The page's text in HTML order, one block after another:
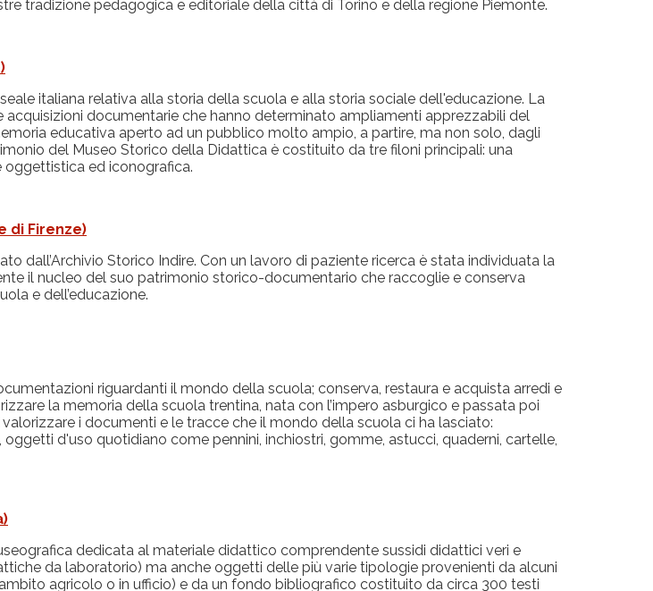
tradizione pedagogica e editoriale della città di Torino e della regione Piemonte.
italiana relativa alla storia della scuola e alla storia sociale dell'educazione. La
documentarie che hanno determinato ampliamenti apprezzabili del
educativa aperto ad un pubblico molto ampio, a partire, ma non solo, dagli
del Museo Storico della Didattica è costituito da tre filoni principali: una
oggettistica ed iconografica.
di Firenze)
dall’Archivio Storico Indire. Con un lavoro di paziente ricerca è stata individuata la
il nucleo del suo patrimonio storico-documentario che raccoglie e conserva
e dell’educazione.
riguardanti il mondo della scuola; conserva, restaura e acquista arredi e
la memoria della scuola trentina, nata con l’impero asburgico e passata poi
i documenti e le tracce che il mondo della scuola ci ha lasciato:
d'uso quotidiano come pennini, inchiostri, gomme, astucci, quaderni, cartelle,
dedicata al materiale didattico comprendente sussidi didattici veri e
da laboratorio) ma anche oggetti delle più varie tipologie provenienti da alcuni
agricolo o in ufficio) e da un fondo bibliografico costituito da circa 300 testi